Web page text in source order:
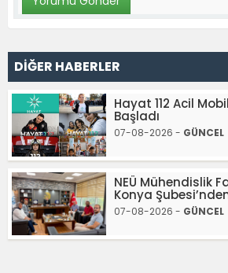
DİĞER HABERLER
Hayat 112 Acil
Başladı
07-08-2026 - GÜNCEL
NEÜ Mühendislik
Konya
07-08-2026 - GÜNCEL